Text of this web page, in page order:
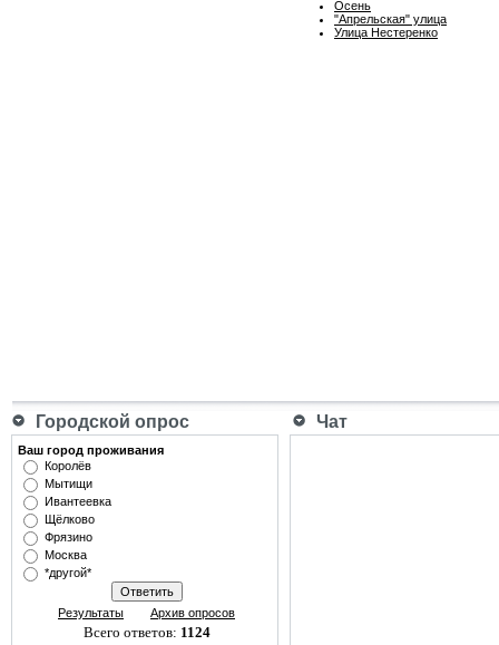
Осень
"Апрельская" улица
Улица Нестеренко
Городской опрос Чат
Ваш город проживания
Королёв
Мытищи
Ивантеевка
Щёлково
Фрязино
Москва
*другой*
Результаты Архив опросов
Всего ответов: 1124